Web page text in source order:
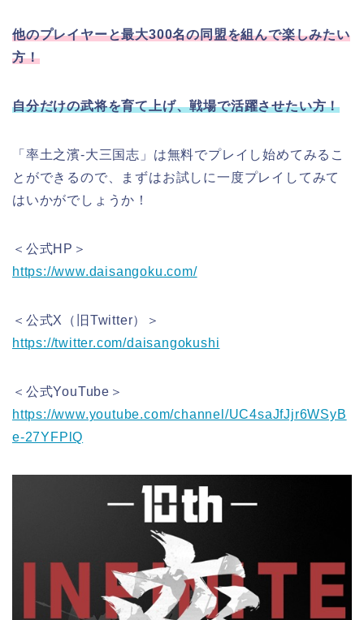
他のプレイヤーと最大300名の同盟を組んで楽しみたい
方！
自分だけの武将を育て上げ、戦場で活躍させたい方！
「率土之濱-大三国志」は無料でプレイし始めてみるこ
とができるので、まずはお試しに一度プレイしてみて
はいかがでしょうか！
＜公式HP＞
https://www.daisangoku.com/
＜公式X（旧Twitter）＞
https://twitter.com/daisangokushi
＜公式YouTube＞
https://www.youtube.com/channel/UC4saJfJjr6WSyB
e-27YFPlQ